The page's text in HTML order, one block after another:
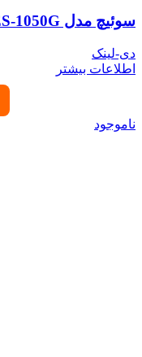
سوئیچ مدل DES-1050G دی-لینک
دی-لینک
اطلاعات بیشتر
ناموجود